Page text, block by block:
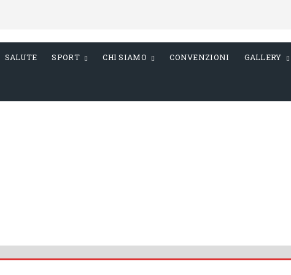
SALUTE SPORT CHI SIAMO CONVENZIONI GALLERY